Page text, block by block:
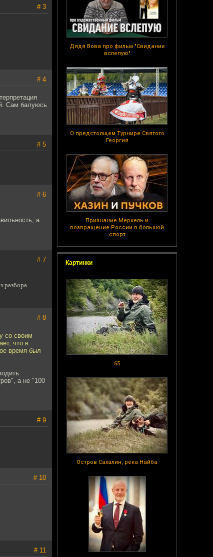
Дядя Вова про фильм "Свидание
вслепую"
О предстоящем Турнире Святого
Георгия
Признание Меркель и
возвращение России в большой
спорт
Картинки
65
Остров Сахалин, река Найба
# 3
# 4
Сам балуюсь
# 5
# 6
а
# 7
разбора.
# 8
со своим
что в
время был
а не "100
# 9
# 10
# 11